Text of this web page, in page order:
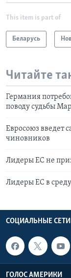
This item is part of
Беларусь
Читайте
Германия
поводу судьбы
Евросоюз введет
чиновников
Лидеры ЕС не
Лидеры ЕС в
СОЦИАЛЬНЫЕ СЕТИ
ГОЛОС АМЕРИКИ